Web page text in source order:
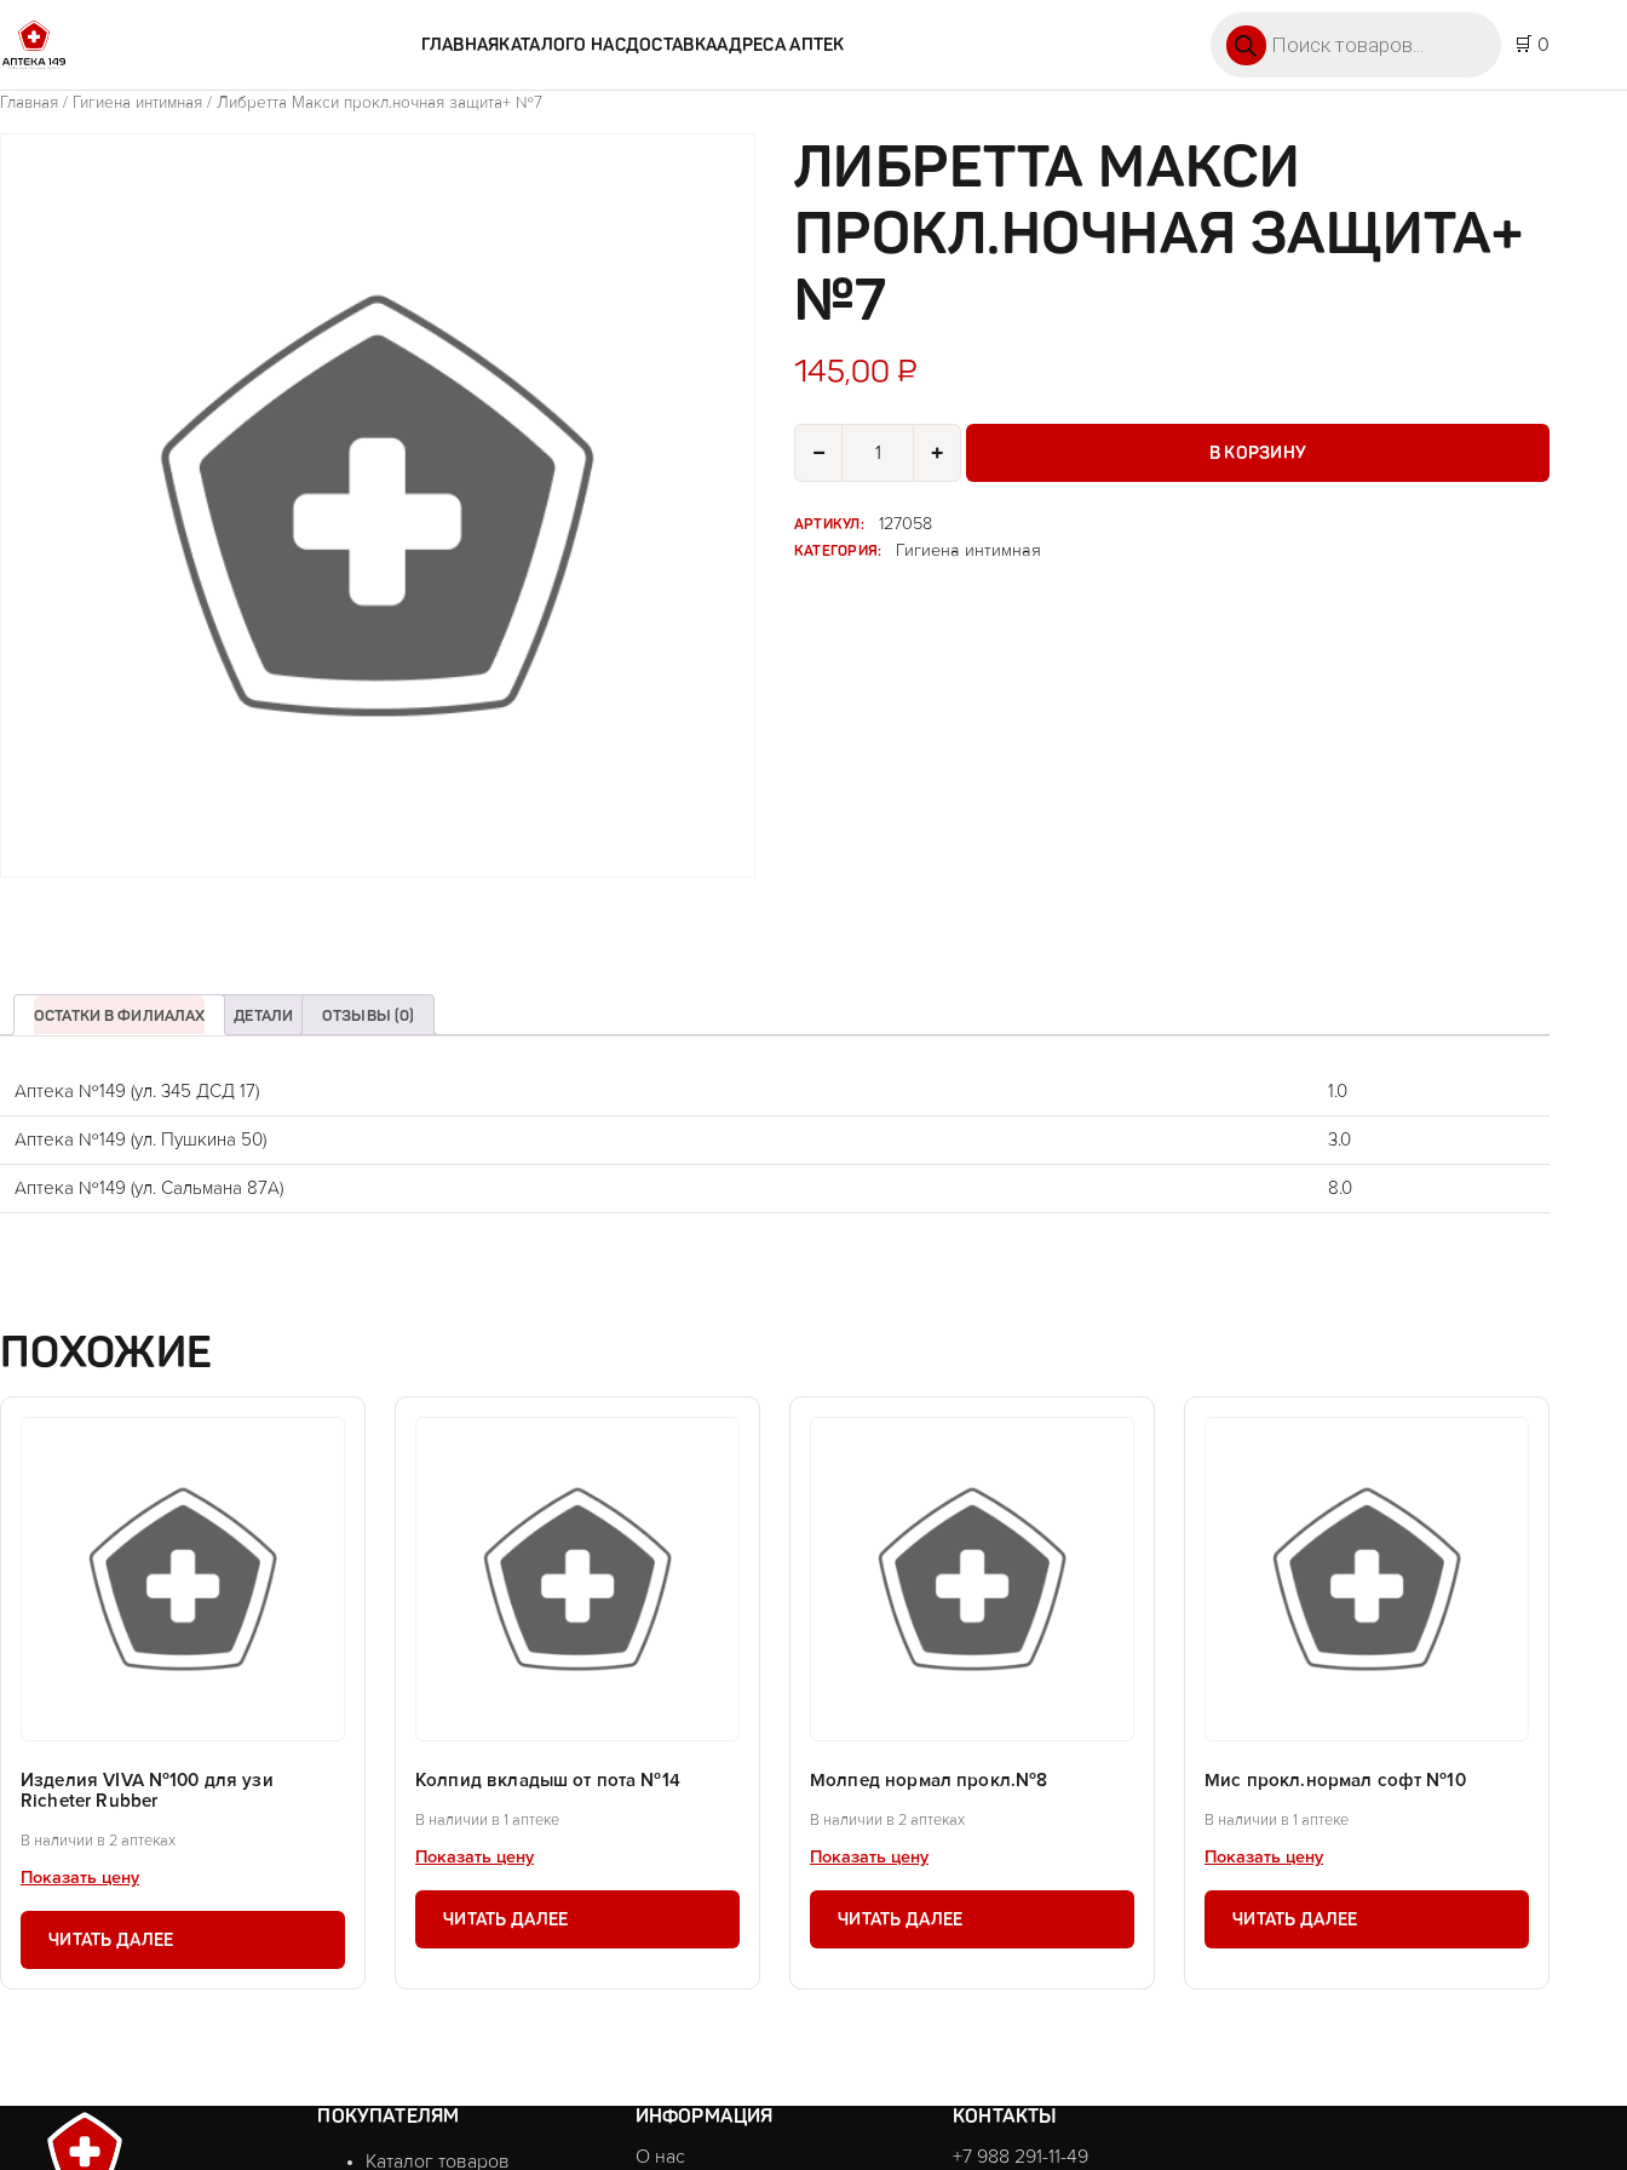
ГЛАВНАЯКАТАЛОГО НАСДОСТАВКААДРЕСА АПТЕК
🛒 0
Главная / Гигиена интимная / Либретта Макси прокл.ночная защита+ №7
ЛИБРЕТТА МАКСИ
ПРОКЛ.НОЧНАЯ ЗАЩИТА+
№7
145,00 ₽
−
Количество товара Либретта Макси прокл.ночная защита+ №7
+ В КОРЗИНУ
АРТИКУЛ:
127058
КАТЕГОРИЯ:
Гигиена интимная
ОСТАТКИ В ФИЛИАЛАХ ДЕТАЛИ ОТЗЫВЫ (0)
Аптека №149 (ул. 345 ДСД 17) 1.0
Аптека №149 (ул. Пушкина 50) 3.0
Аптека №149 (ул. Сальмана 87А) 8.0
ПОХОЖИЕ
Изделия VIVA №100 для узи
Richeter Rubber
В наличии в 2 аптеках
Показать цену
ЧИТАТЬ ДАЛЕЕ
Колпид вкладыш от пота №14
В наличии в 1 аптеке
Показать цену
ЧИТАТЬ ДАЛЕЕ
Молпед нормал прокл.№8
В наличии в 2 аптеках
Показать цену
ЧИТАТЬ ДАЛЕЕ
Мис прокл.нормал софт №10
В наличии в 1 аптеке
Показать цену
ЧИТАТЬ ДАЛЕЕ
ПОКУПАТЕЛЯМ
Каталог товаров
ИНФОРМАЦИЯ
О нас
КОНТАКТЫ
+7 988 291-11-49